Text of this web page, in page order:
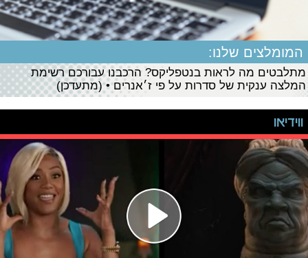
המומלצים שלנו:
מתלבטים מה לראות בנטפליקס? הרכבנו עבורכם רשימת
המלצה ענקית של סדרות על פי ז׳אנרים • (מתעדכן)
ווידיאו